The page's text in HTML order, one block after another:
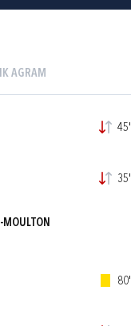
AGRAM
45'
35'
80'